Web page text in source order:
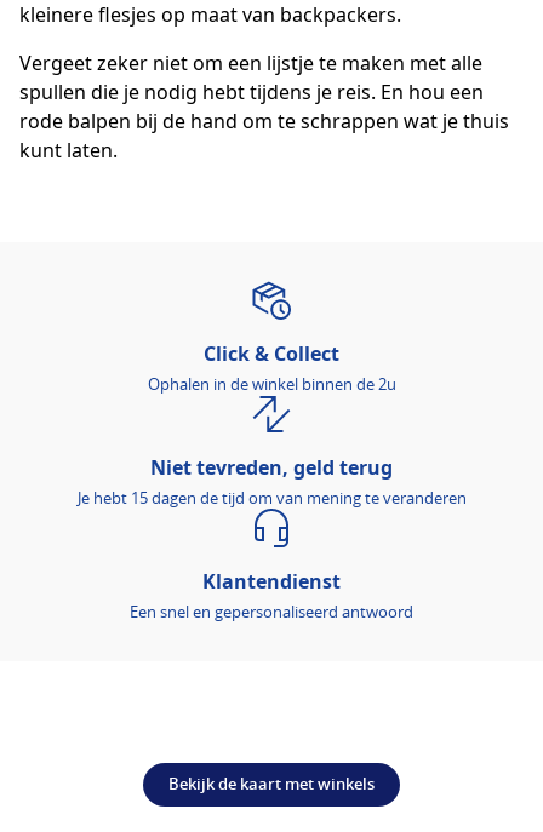
kleinere flesjes op maat van backpackers.
Vergeet zeker niet om een lijstje te maken met alle
spullen die je nodig hebt tijdens je reis. En hou een
rode balpen bij de hand om te schrappen wat je thuis
kunt laten.
Click & Collect
Ophalen in de winkel binnen de 2u
Niet tevreden, geld terug
Je hebt 15 dagen de tijd om van mening te veranderen
Klantendienst
Een snel en gepersonaliseerd antwoord
Bekijk de kaart met winkels